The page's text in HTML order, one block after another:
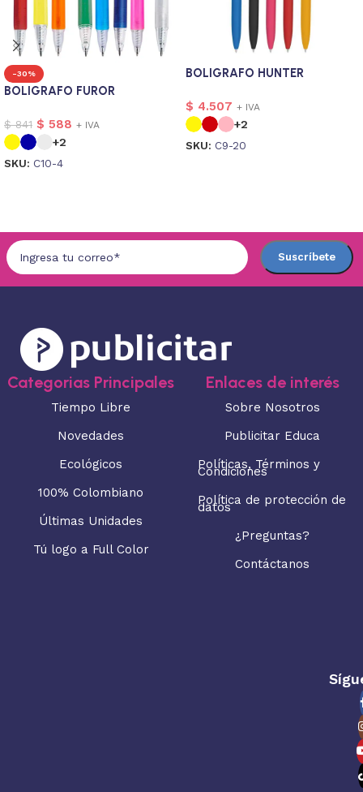
-30%
BOLIGRAFO FUROR
$841 $ 588 + IVA
+2
SKU: C10-4
BOLIGRAFO HUNTER
$ 4.507 + IVA
+2
SKU: C9-20
Categorias Principales
Tiempo Libre
Novedades
Ecológicos
100% Colombiano
Últimas Unidades
Tú logo a Full Color
Enlaces de interés
Sobre Nosotros
Publicitar Educa
Políticas, Términos y
Condiciones
Política de protección de
datos
¿Preguntas?
Contáctanos